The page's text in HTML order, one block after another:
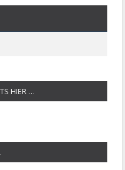
HIER …